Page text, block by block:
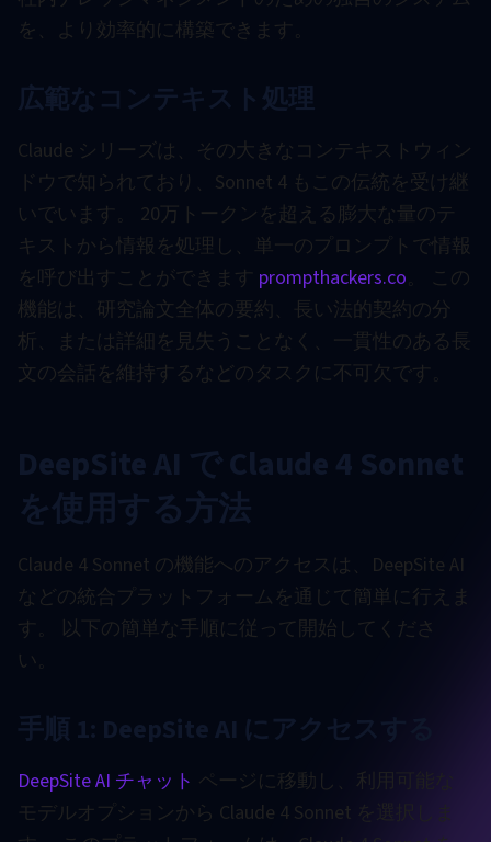
を、より効率的に構築できます。
広範なコンテキスト処理
Claude シリーズは、その大きなコンテキストウィン
ドウで知られており、Sonnet 4 もこの伝統を受け継
いでいます。 20万トークンを超える膨大な量のテ
キストから情報を処理し、単一のプロンプトで情報
を呼び出すことができます prompthackers.co 。 この
機能は、研究論文全体の要約、長い法的契約の分
析、または詳細を見失うことなく、一貫性のある長
文の会話を維持するなどのタスクに不可欠です。
DeepSite AI で Claude 4 Sonnet
を使用する方法
Claude 4 Sonnet の機能へのアクセスは、DeepSite AI
などの統合プラットフォームを通じて簡単に行えま
す。 以下の簡単な手順に従って開始してくださ
い。
手順 1: DeepSite AI にアクセスする
DeepSite AI チャット ページに移動し、利用可能な
モデルオプションから Claude 4 Sonnet を選択しま